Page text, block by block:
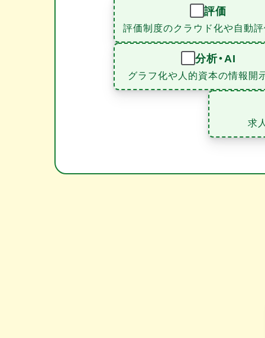
評価
評価制度のクラウド化や自動
分析・AI
グラフ化や人的資本の情報開
求